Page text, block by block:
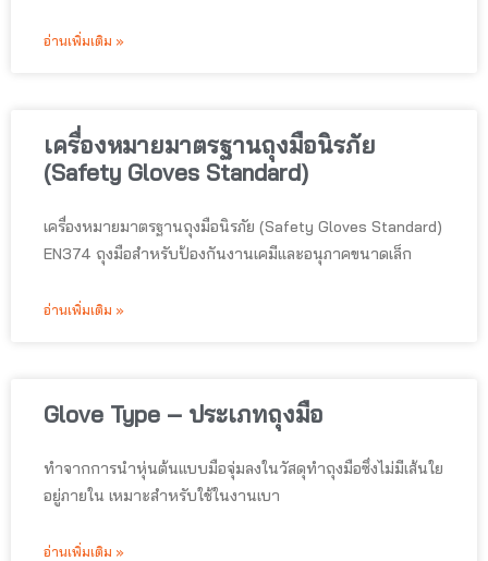
อ่านเพิ่มเติม »
เครื่องหมายมาตรฐานถุงมือนิรภัย
(Safety Gloves Standard)
เครื่องหมายมาตรฐานถุงมือนิรภัย (Safety Gloves Standard)
EN374 ถุงมือสำหรับป้องกันงานเคมีและอนุภาคขนาดเล็ก
อ่านเพิ่มเติม »
Glove Type – ประเภทถุงมือ
ทำจากการนำหุ่นต้นแบบมือจุ่มลงในวัสดุทำถุงมือซึ่งไม่มีเส้นใย
อยู่ภายใน เหมาะสำหรับใช้ในงานเบา
อ่านเพิ่มเติม »